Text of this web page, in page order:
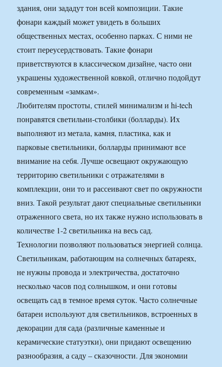
здания, они зададут тон всей композиции. Такие
фонари каждый может увидеть в больших
общественных местах, особенно парках. С ними не
стоит переусердствовать. Такие фонари
приветствуются в классическом дизайне, часто они
украшены художественной ковкой, отлично подойдут
современным «замкам».
Любителям простоты, стилей минимализм и hi-tech
понравятся светильни-столбики (болларды). Их
выполняют из метала, камня, пластика, как и
парковые светильники, болларды принимают все
внимание на себя. Лучше освещают окружающую
территорию светильники с отражателями в
комплекции, они то и рассеивают свет по окружности
вниз. Такой результат дают специальные светильники
отраженного света, но их также нужно использовать в
количестве 1-2 светильника на весь сад.
Технологии позволяют пользоваться энергией солнца.
Светильникам, работающим на солнечных батареях,
не нужны провода и электричества, достаточно
несколько часов под солнышком, и они готовы
освещать сад в темное время суток. Часто солнечные
батареи используют для светильников, встроенных в
декорации для сада (различные каменные и
керамические статуэтки), они придают освещению
разнообразия, а саду – сказочности. Для экономии